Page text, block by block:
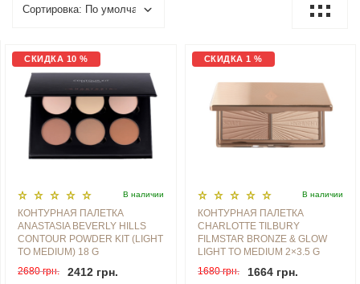
СКИДКА 10 %
В наличии
КОНТУРНАЯ ПАЛЕТКА
ANASTASIA BEVERLY HILLS
CONTOUR POWDER KIT (LIGHT
TO MEDIUM) 18 G
2680 грн.
2412 грн.
СКИДКА 1 %
В наличии
КОНТУРНАЯ ПАЛЕТКА
CHARLOTTE TILBURY
FILMSTAR BRONZE & GLOW
LIGHT TO MEDIUM 2×3.5 G
1680 грн.
1664 грн.